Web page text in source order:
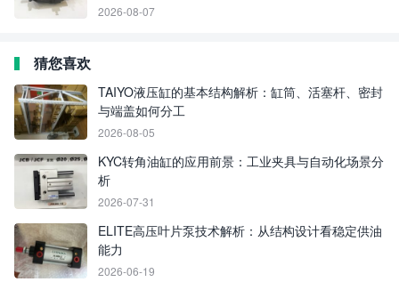
2026-08-07
猜您喜欢
TAIYO液压缸的基本结构解析：缸筒、活塞杆、密封
与端盖如何分工
2026-08-05
KYC转角油缸的应用前景：工业夹具与自动化场景分
析
2026-07-31
ELITE高压叶片泵技术解析：从结构设计看稳定供油
能力
2026-06-19